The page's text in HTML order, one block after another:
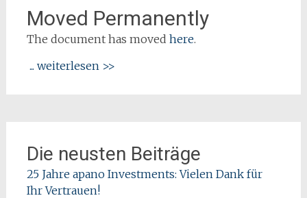
Moved Permanently
The document has moved here.
... weiterlesen >>
Die neusten Beiträge
25 Jahre apano Investments: Vielen Dank für
Ihr Vertrauen!